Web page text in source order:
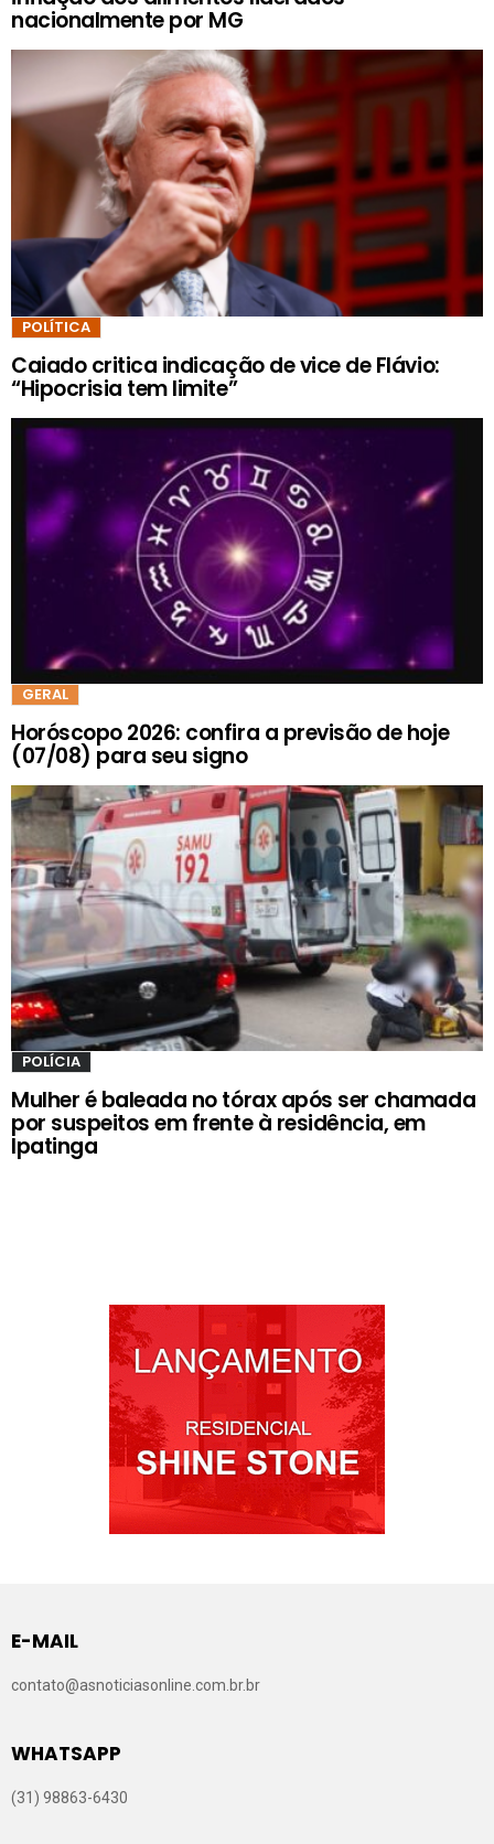
nacionalmente por MG
POLÍTICA
Caiado critica indicação de vice de Flávio:
“Hipocrisia tem limite”
GERAL
Horóscopo 2026: confira a previsão de hoje
(07/08) para seu signo
POLÍCIA
Mulher é baleada no tórax após ser chamada
por suspeitos em frente à residência, em
Ipatinga
E-MAIL
contato@asnoticiasonline.com.br.br
WHATSAPP
(31) 98863-6430